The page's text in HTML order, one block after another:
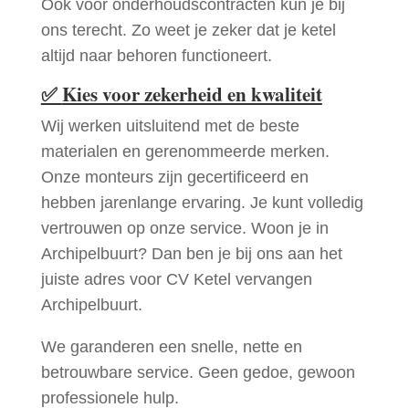
Ook voor onderhoudscontracten kun je bij
ons terecht. Zo weet je zeker dat je ketel
altijd naar behoren functioneert.
✅Kies voor zekerheid en kwaliteit
Wij werken uitsluitend met de beste
materialen en gerenommeerde merken.
Onze monteurs zijn gecertificeerd en
hebben jarenlange ervaring. Je kunt volledig
vertrouwen op onze service. Woon je in
Archipelbuurt? Dan ben je bij ons aan het
juiste adres voor CV Ketel vervangen
Archipelbuurt.
We garanderen een snelle, nette en
betrouwbare service. Geen gedoe, gewoon
professionele hulp.